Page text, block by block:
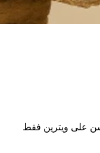
علی ویترین فقط